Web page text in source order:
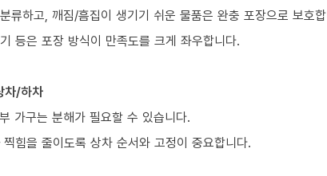
류하고, 깨짐/흠집이 생기기 쉬운 물품은 완충 포장으로 보호
등은 포장 방식이 만족도를 크게 좌우합니다.
차/하차
가구는 분해가 필요할 수 있습니다.
힘을 줄이도록 상차 순서와 고정이 중요합니다.